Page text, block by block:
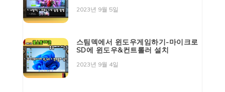
2023년 9월 5일
스팀덱에서 윈도우게임하기-마이크로
SD에 윈도우&컨트롤러 설치
2023년 9월 4일